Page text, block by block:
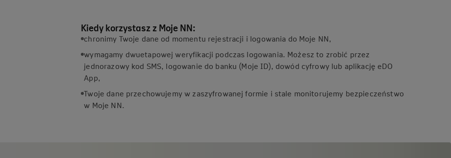
Kiedy korzystasz z Moje NN:
chronimy Twoje dane od momentu rejestracji i logowania do Moje NN,
wymagamy dwuetapowej weryfikacji podczas logowania. Możesz to zrobić przez
jednorazowy kod SMS, logowanie do banku (Moje ID), dowód cyfrowy lub aplikację eDO
App,
Twoje dane przechowujemy w zaszyfrowanej formie i stale monitorujemy bezpieczeństwo
w Moje NN.